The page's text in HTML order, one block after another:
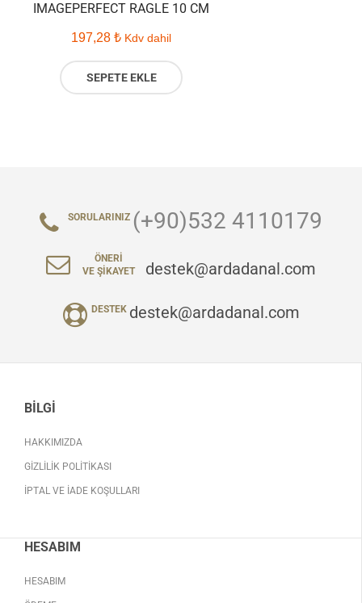
IMAGEPERFECT RAGLE 10 CM
197,28 ₺ Kdv dahil
SEPETE EKLE
SORULARINIZ (+90)532 4110179
ÖNERI
VE ŞIKAYET
destek@ardadanal.com
DESTEK destek@ardadanal.com
BILGI
HAKKIMIZDA
GIZLILIK POLITIKASI
İPTAL VE İADE KOŞULLARI
HESABIM
HESABIM